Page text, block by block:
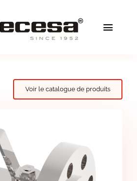
Voir le catalogue de produits